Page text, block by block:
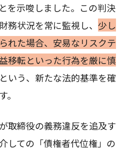
を示唆しました。この判決
務状況を常に監視し、 少し
れた場合、安易なリスクテ
移転といった行為を厳に慎
という、新たな法的基準を確
取締役の義務違反を追及す
しての「債権者代位権」の